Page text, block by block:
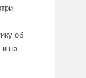
об
и на